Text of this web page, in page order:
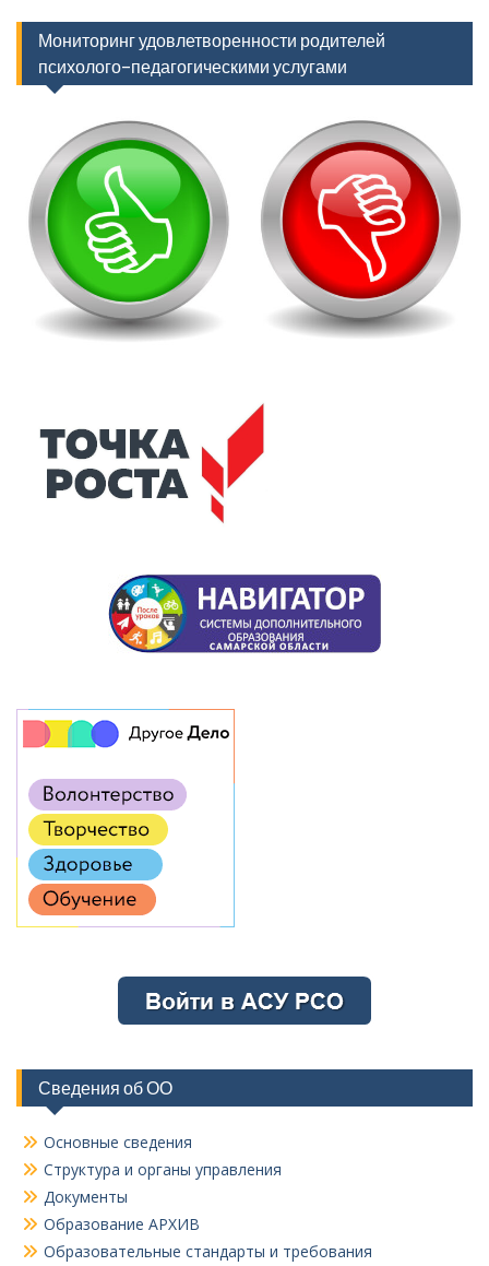
Мониторинг удовлетворенности родителей
психолого-педагогическими услугами
Сведения об ОО
Основные сведения
Структура и органы управления
Документы
Образование АРХИВ
Образовательные стандарты и требования